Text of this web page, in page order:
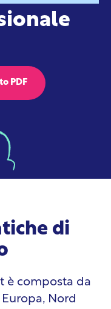
PDF
di
è composta da
Nord